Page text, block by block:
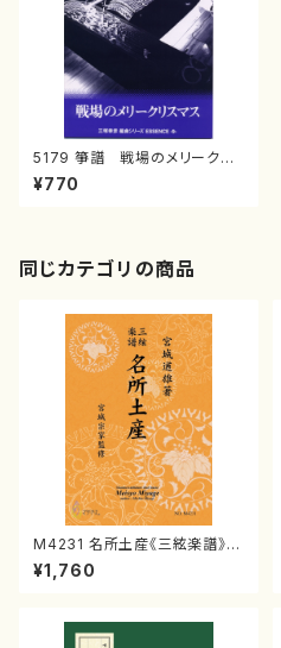
5179 箏譜 戦場のメリークリ
スマス（箏/三塚幸彦/楽譜）
¥770
同じカテゴリの商品
M4231 名所土産《三絃楽譜》
（三絃/宮城道雄著・宮城宗家監
修/三絃楽譜）
¥1,760